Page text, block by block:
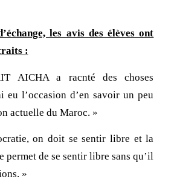
les avis des élèves ont
:
AICHA a racnté des choses
eu l’occasion d’en savoir un peu
actuelle du Maroc. »
on doit se sentir libre et la
permet de se sentir libre sans qu’il
»